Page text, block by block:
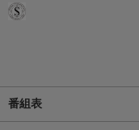
番組表